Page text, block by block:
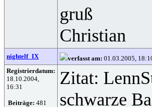
gruß
Christian
nightelf_IX verfasst am: 01.03.2005,
Registrierdatum:
18.10.2004,
16:31
Beiträge: 481
Zitat:
schwarze